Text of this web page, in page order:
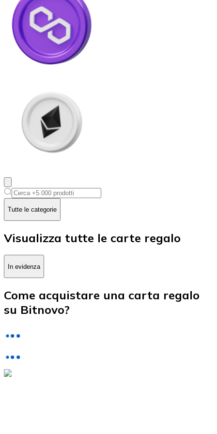
USD Coin
Litecoin
LTC
Tutte le categorie
Visualizza tutte le carte regalo
In evidenza
Come acquistare una carta regalo
su Bitnovo?